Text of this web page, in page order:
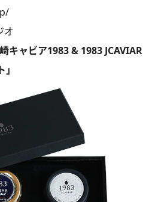
オ
キャビア1983 & 1983 JCAVIAR